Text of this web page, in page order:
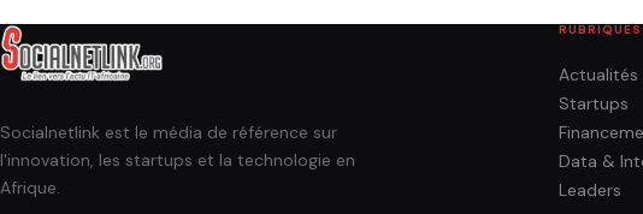
Socialnetlink est le média de référence sur
l'innovation, les startups et la technologie en
Afrique.
RUBRIQUES
Actualités
Startups
Data &
Leaders